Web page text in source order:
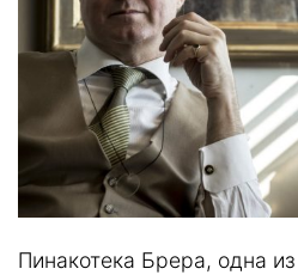
Пинакотека Брера, одна